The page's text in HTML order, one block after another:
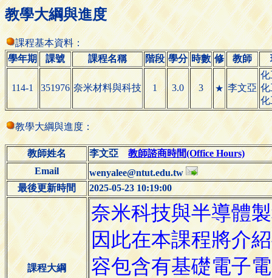
教學大綱與進度
課程基本資料：
學年期
課號 課程名稱 階段 學分 時數 修 教師
114-1 351976 奈米材料與科技 1 3.0 3 ★ 李文亞
化
化
化
教學大綱與進度：
教師姓名 李文亞教師諮商時間(Office Hours)
Email
wenyalee@ntut.edu.tw
最後更新時間
2025-05-23 10:19:00
課程大綱